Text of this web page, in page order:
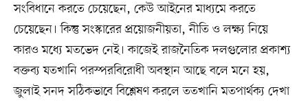
সংবিধানে করতে চেয়েছেন, কেউ আইনের মাধ্যমে করতে
চেয়েছেন। কিন্তু সংস্কারের প্রয়োজনীয়তা, নীতি ও লক্ষ্য নিয়ে
কারও মধ্যে মতভেদ নেই। কাজেই রাজনৈতিক দলগুলোর প্রকাশ্য
বক্তব্য যতখানি পরস্পরবিরোধী অবস্থান আছে বলে মনে হয়,
জুলাই সনদ সঠিকভাবে বিশ্লেষণ করলে ততখানি মতপার্থক্য দেখা